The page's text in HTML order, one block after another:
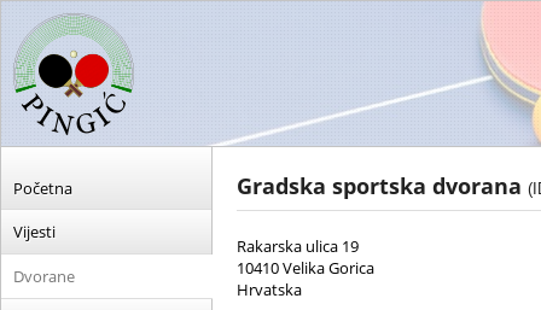
Početna
Vijesti
Dvorane
Gradska sportska dvorana
Rakarska ulica 19
10410 Velika Gorica
Hrvatska